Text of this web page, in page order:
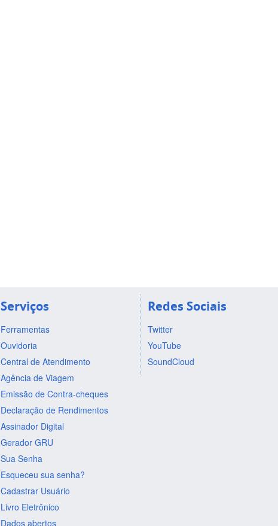
Serviços
Ferramentas
Ouvidoria
Central de Atendimento
Agência de Viagem
Emissão de Contra-cheques
Declaração de Rendimentos
Assinador Digital
Gerador GRU
Sua Senha
Esqueceu sua senha?
Cadastrar Usuário
Livro Eletrônico
Dados abertos
Redes Sociais
Twitter
YouTube
SoundCloud